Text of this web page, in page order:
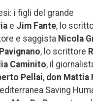
i figli del grande
e Jim Fante, lo
e saggista Nicola
, lo scrittore
Caminito, il
Pellai, don Mattia
Saving